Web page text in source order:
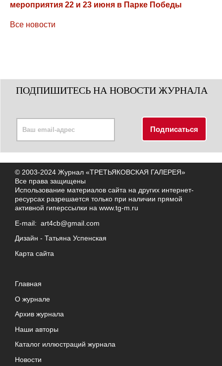
мероприятия 22 и 23 июня в Парке Победы
Все новости
ПОДПИШИТЕСЬ НА НОВОСТИ ЖУРНАЛА
© 2003-2024 Журнал «ТРЕТЬЯКОВСКАЯ ГАЛЕРЕЯ»
Все права защищены
Использование материалов сайта на других интернет-
ресурсах разрешается только при наличии прямой
активной гиперссылки на www.tg-m.ru
E-mail: art4cb@gmail.com
Дизайн - Татьяна Успенская
Карта сайта
Главная
О журнале
Архив журнала
Наши авторы
Каталог иллюстраций журнала
Новости